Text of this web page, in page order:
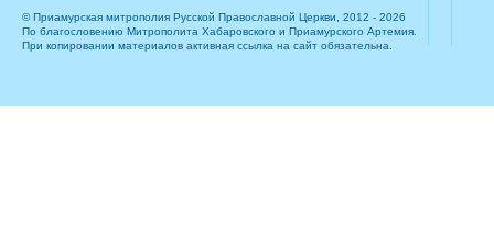
© Приамурская митрополия Русской Православной Церкви, 2012 - 2026
По благословению Митрополита Хабаровского и Приамурского Артемия.
При копировании материалов активная ссылка на сайт обязательна.